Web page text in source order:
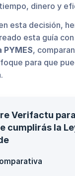
dinero y
esta decisión,
esta guía
,
para que
Verifactu para
cumplirás la